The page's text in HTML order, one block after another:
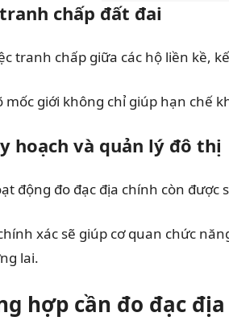
chấp đất đai
tranh chấp giữa các hộ liền kề,
mốc giới không chỉ giúp hạn chế
hoạch và quản lý đô thị
động đo đạc địa chính còn
xác sẽ giúp cơ quan chức
lai.
hợp cần đo đạc